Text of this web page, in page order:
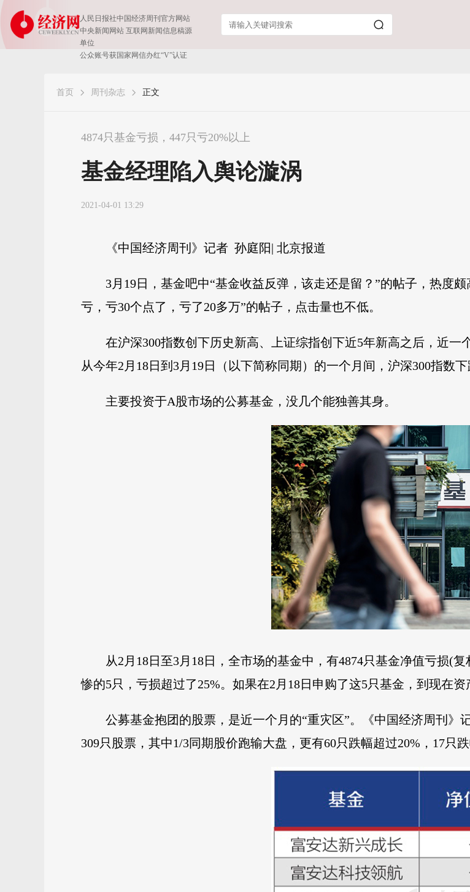
人民日报社中国经济周刊官方网站
中央新闻网站 互联网新闻信息稿源
单位
公众账号获国家网信办红“V”认证
首页 周刊杂志 正文
4874只基金亏损，447只亏20%以上
基金经理陷入舆论漩涡
2021-04-01 13:29
《中国经济周刊》记者 孙庭阳| 北京报道
3月19日，基金吧中“基金收益反弹，该走还是留？”的帖子，热度
亏，亏30个点了，亏了20多万”的帖子，点击量也不低。
在沪深300指数创下历史新高、上证综指创下近5年新高之后，近一
从今年2月18日到3月19日（以下简称同期）的一个月间，沪深300指数下
主要投资于A股市场的公募基金，没几个能独善其身。
从2月18日至3月18日，全市场的基金中，有4874只基金净值亏损(
惨的5只，亏损超过了25%。如果在2月18日申购了这5只基金，到现在资
公募基金抱团的股票，是近一个月的“重灾区”。《中国经济周刊》
309只股票，其中1/3同期股价跑输大盘，更有60只跌幅超过20%，17只跌